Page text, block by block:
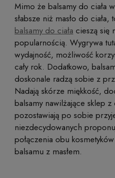
Mimo że balsamy do ciała
słabsze niż masło do ciała,
balsamy do ciała cieszą się
popularnością. Wygrywa
wydajność, możliwość
cały rok. Dodatkowo,
doskonale radzą sobie z
Nadają skórze miękkość,
balsamy nawilżające sklep z
pozostawiają po sobie
niezdecydowanych
połączenia obu
balsamu z masłem.